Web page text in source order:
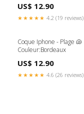
US$ 12.90
★★★★★ 4.2 (19 reviews)
Coque Iphone - Plage 🐚
Couleur:Bordeaux
US$ 12.90
★★★★★ 4.6 (26 reviews)